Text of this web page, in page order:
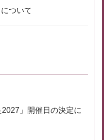
ついて
2027」開催日の決定に